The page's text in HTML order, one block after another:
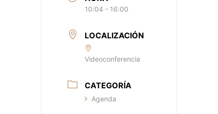
10:04 - 16:00
LOCALIZACIÓN
Videoconferencia
CATEGORÍA
Agenda